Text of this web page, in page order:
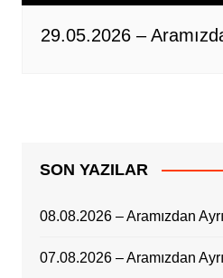
29.05.2026 –
SON YAZILAR
08.08.2026 – Aramızdan
07.08.2026 – Aramızdan